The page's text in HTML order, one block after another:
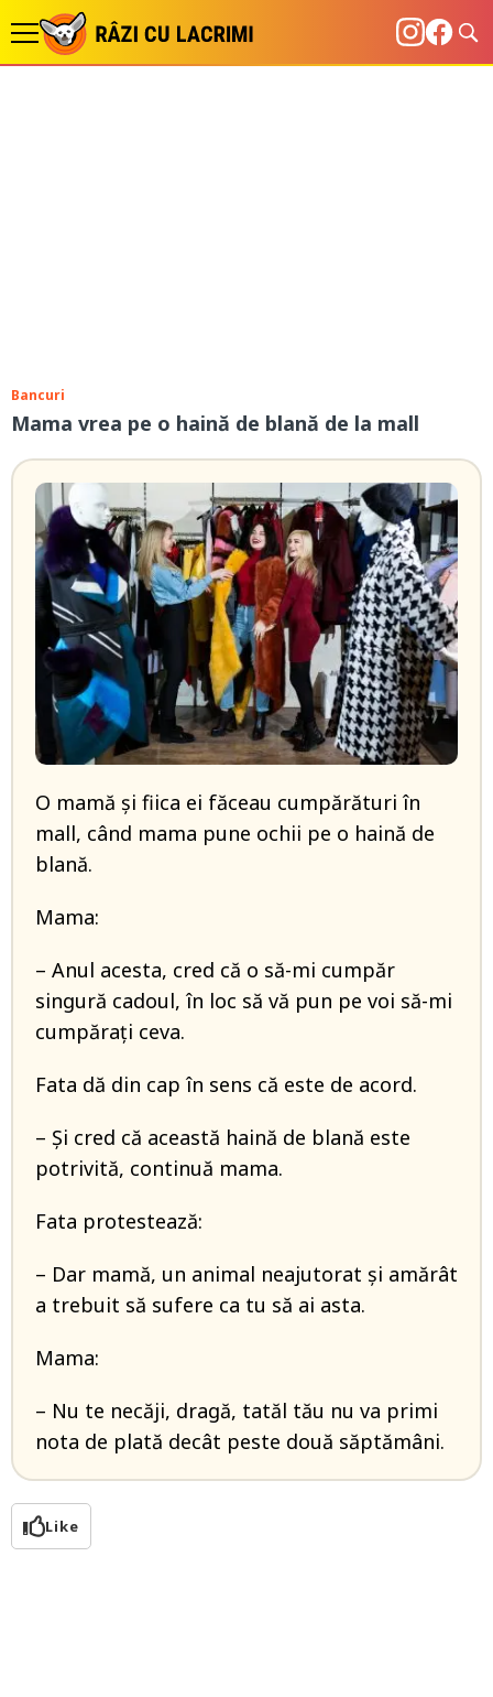
Bancuri
Mama vrea pe o haină de blană de la mall
O mamă și fiica ei făceau cumpărături în
mall, când mama pune ochii pe o haină de
blană.
Mama:
– Anul acesta, cred că o să-mi cumpăr
singură cadoul, în loc să vă pun pe voi să-mi
cumpărați ceva.
Fata dă din cap în sens că este de acord.
– Și cred că această haină de blană este
potrivită, continuă mama.
Fata protestează:
– Dar mamă, un animal neajutorat și amărât
a trebuit să sufere ca tu să ai asta.
Mama:
– Nu te necăji, dragă, tatăl tău nu va primi
nota de plată decât peste două săptămâni.
Like